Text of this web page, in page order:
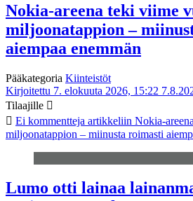
Nokia-areena teki viime
miljoonatappion –
aiempaa enemmän
Pääkategoria Kiinteistöt
Kirjoitettu 7. elokuuta 2026, 15:22
Tilaajille
Ei kommentteja artikkeliin Nokia-
miljoonatappion – miinusta roimasti
Lumo otti lainaa